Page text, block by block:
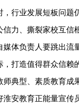
行业发展短板问
力、撕裂家校互信
负责人要跳出流
打造值得群众信
典型、素质教育
安教育正能量宣